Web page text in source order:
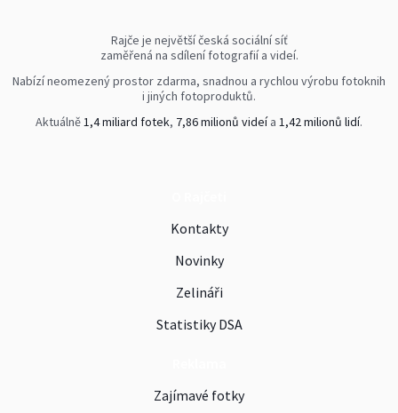
Rajče je největší česká sociální síť
zaměřená na sdílení fotografií a videí.
Nabízí neomezený prostor zdarma, snadnou a rychlou výrobu fotoknih
i jiných fotoproduktů.
Aktuálně1,4 miliard fotek, 7,86 milionů videía 1,42 milionů lidí.
Kontakty
Novinky
Zelináři
Statistiky DSA
Zajímavé fotky